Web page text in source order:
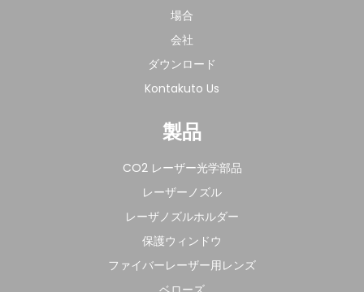
場合
会社
ダウンロード
Kontakuto Us
製品
CO2 レーザー光学部品
レーザーノズル
レーザノズルホルダー
保護ウィンドウ
ファイバーレーザー用レンズ